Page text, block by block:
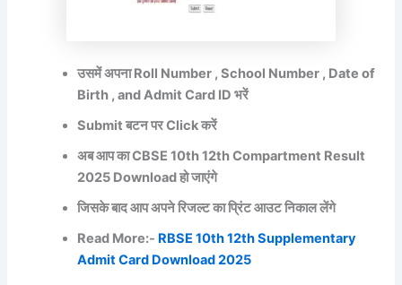
उसमें अपना Roll Number , School Number , Date of
Birth , and Admit Card ID भरें
Submit बटन पर Click करें
अब आप का CBSE 10th 12th Compartment Result
2025 Download हो जाएंगे
जिसके बाद आप अपने रिजल्ट का प्रिंट आउट निकाल लेंगे
Read More:- RBSE 10th 12th Supplementary
Admit Card Download 2025